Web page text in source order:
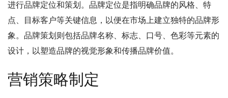
进行品牌定位和策划。品牌定位是指明确品牌的风格、特
点、目标客户等关键信息，以便在市场上建立独特的品牌形
象。品牌策划则包括品牌名称、标志、口号、色彩等元素的
设计，以塑造品牌的视觉形象和传播品牌价值。
营销策略制定